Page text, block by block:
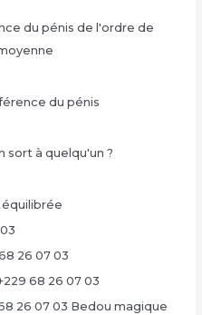
du pénis de l'ordre de
du pénis
sort à quelqu'un ?
26 07 03
68 26 07 03
26 07 03 Bedou magique